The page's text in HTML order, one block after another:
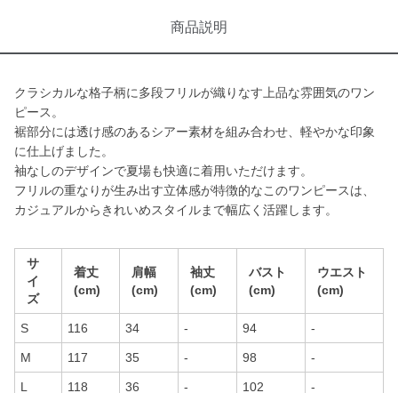
商品説明
クラシカルな格子柄に多段フリルが織りなす上品な雰囲気のワン
ピース。
裾部分には透け感のあるシアー素材を組み合わせ、軽やかな印象
に仕上げました。
袖なしのデザインで夏場も快適に着用いただけます。
フリルの重なりが生み出す立体感が特徴的なこのワンピースは、
カジュアルからきれいめスタイルまで幅広く活躍します。
サ
イ
ズ
着丈
(cm)
肩幅
(cm)
袖丈
(cm)
バスト
(cm)
ウエスト
(cm)
S 116 34 - 94 -
M 117 35 - 98 -
L 118 36 - 102 -